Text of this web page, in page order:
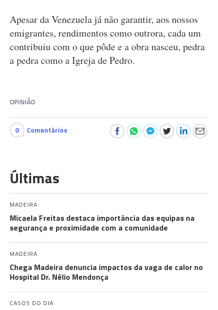
Apesar da Venezuela já não garantir, aos nossos
emigrantes, rendimentos como outrora, cada um
contribuiu com o que pôde e a obra nasceu, pedra
a pedra como a Igreja de Pedro.
OPINIÃO
0 Comentários
Últimas
MADEIRA
Micaela Freitas destaca importância das equipas na
segurança e proximidade com a comunidade
MADEIRA
Chega Madeira denuncia impactos da vaga de calor no
Hospital Dr. Nélio Mendonça
CASOS DO DIA